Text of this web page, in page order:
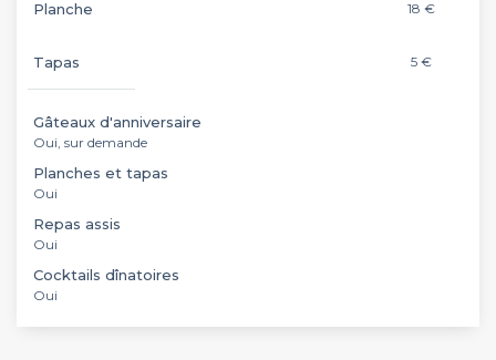
Planche 18 €
Tapas 5 €
Gâteaux d'anniversaire
Oui, sur demande
Planches et tapas
Oui
Repas assis
Oui
Cocktails dînatoires
Oui